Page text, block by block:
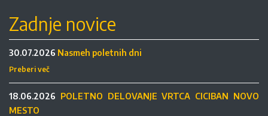
Zadnje novice
30.07.2026 Nasmeh poletnih dni
Preberi več
18.06.2026 POLETNO DELOVANJE VRTCA CICIBAN NOVO
MESTO